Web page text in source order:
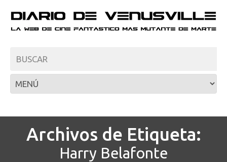
Archivos de Etiqueta:
Harry Belafonte